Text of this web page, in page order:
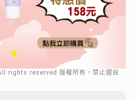
rights reserved.版權所有，禁止擅自